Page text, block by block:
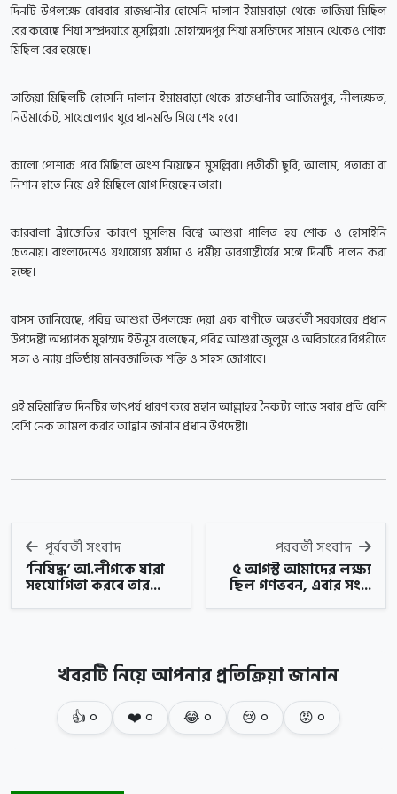
দিনটি উপলক্ষে রোববার রাজধানীর হোসেনি দালান ইমামবাড়া থেকে তাজিয়া মিছিল
বের করেছে শিয়া সম্প্রদয়ারে মুসল্লিরা। মোহাম্মদপুর শিয়া মসজিদের সামনে থেকেও শোক
মিছিল বের হয়েছে।
তাজিয়া মিছিলটি হোসেনি দালান ইমামবাড়া থেকে রাজধানীর আজিমপুর, নীলক্ষেত,
নিউমার্কেট, সায়েন্সল্যাব ঘুরে ধানমন্ডি গিয়ে শেষ হবে।
কালো পোশাক পরে মিছিলে অংশ নিয়েছেন মুসল্লিরা। প্রতীকী ছুরি, আলাম, পতাকা বা
নিশান হাতে নিয়ে এই মিছিলে যোগ দিয়েছেন তারা।
কারবালা ট্র্যাজেডির কারণে মুসলিম বিশ্বে আশুরা পালিত হয় শোক ও হোসাইনি
চেতনায়। বাংলাদেশেও যথাযোগ্য মর্যাদা ও ধর্মীয় ভাবগাম্ভীর্যের সঙ্গে দিনটি পালন করা
হচ্ছে।
বাসস জানিয়েছে, পবিত্র আশুরা উপলক্ষে দেয়া এক বাণীতে অন্তর্বর্তী সরকারের প্রধান
উপদেষ্টা অধ্যাপক মুহাম্মদ ইউনূস বলেছেন, পবিত্র আশুরা জুলুম ও অবিচারের বিপরীতে
সত্য ও ন্যায় প্রতিষ্ঠায় মানবজাতিকে শক্তি ও সাহস জোগাবে।
এই মহিমান্বিত দিনটির তাৎপর্য ধারণ করে মহান আল্লাহর নৈকট্য লাভে সবার প্রতি বেশি
বেশি নেক আমল করার আহ্বান জানান প্রধান উপদেষ্টা।
পূর্ববর্তী সংবাদ
‘নিষিদ্ধ’ আ.লীগকে যারা
সহযোগিতা করবে তার...
পরবর্তী সংবাদ
৫ আগস্ট আমাদের লক্ষ্য
ছিল গণভবন, এবার সং...
খবরটি নিয়ে আপনার প্রতিক্রিয়া জানান
👍০ ❤️০ 😂০ 😢০ 😡০